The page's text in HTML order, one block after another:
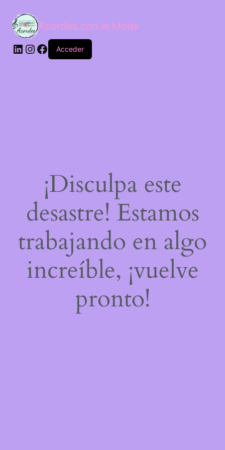
Acordes con la Moda
Acceder
¡Disculpa este
desastre! Estamos
trabajando en algo
increíble, ¡vuelve
pronto!